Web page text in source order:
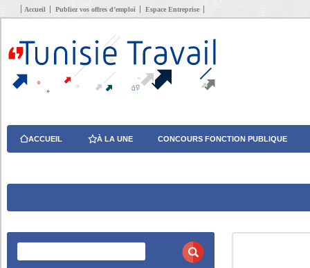
Accueil Publiez vos offres d’emploi Espace Entreprise
ACCUEIL À LA UNE CONCOURS FONCTION PUBLIQUE